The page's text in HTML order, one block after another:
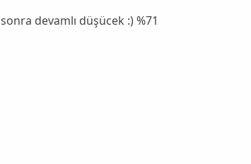
devamlı düşücek :) %71